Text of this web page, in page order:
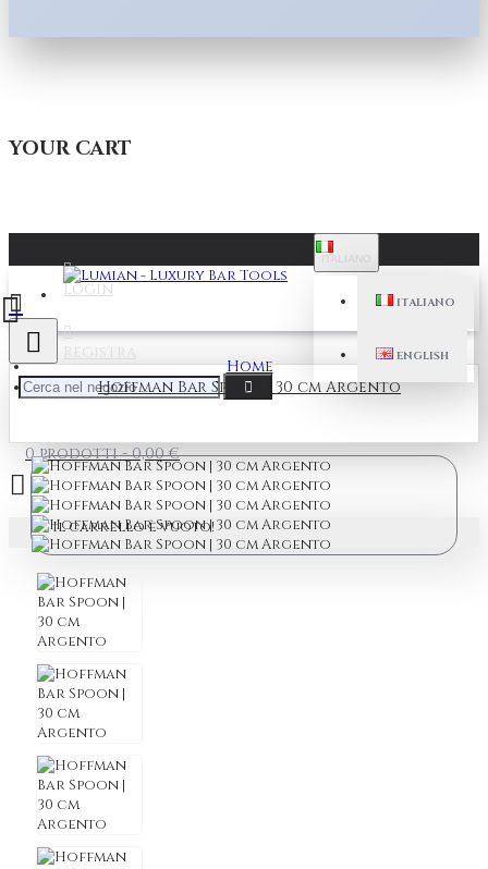
YOUR CART
Login
Registra
ITALIANO
ENGLISH
0 prodotti - 0,00 €
Il carrello è vuoto!
Home
Hoffman Bar Spoon | 30 cm Argento